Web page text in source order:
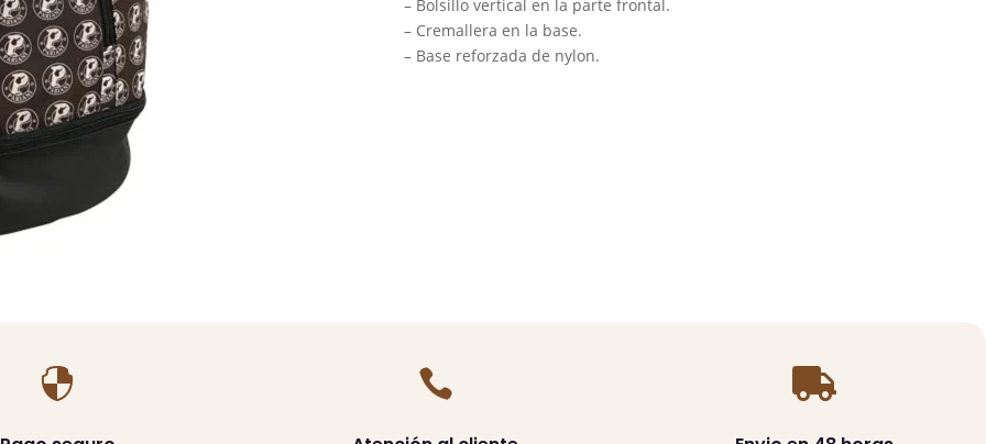
– Bolsillo vertical en la parte frontal.
– Cremallera en la base.
– Base reforzada de nylon.
  